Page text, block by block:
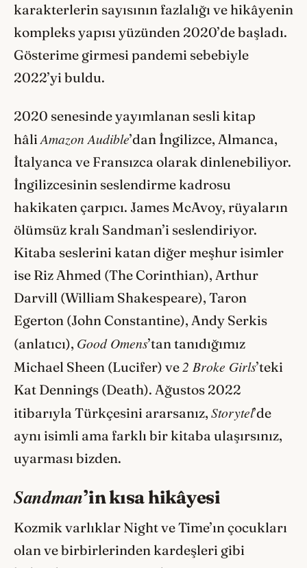
karakterlerin sayısının fazlalığı ve hikâyenin
kompleks yapısı yüzünden 2020’de başladı.
Gösterime girmesi pandemi sebebiyle
2022’yi buldu.
2020 senesinde yayımlanan sesli kitap
hâliAmazon Audible’dan İngilizce, Almanca,
İtalyanca ve Fransızca olarak dinlenebiliyor.
İngilizcesinin seslendirme kadrosu
hakikaten çarpıcı. James McAvoy, rüyaların
ölümsüz kralı Sandman’i seslendiriyor.
Kitaba seslerini katan diğer meşhur isimler
ise Riz Ahmed (The Corinthian), Arthur
Darvill (William Shakespeare), Taron
Egerton (John Constantine), Andy Serkis
(anlatıcı), Good Omens’tan tanıdığımız
Michael Sheen (Lucifer) ve2 Broke Girls’teki
Kat Dennings (Death). Ağustos 2022
itibarıyla Türkçesini ararsanız, Storytel’de
aynı isimli ama farklı bir kitaba ulaşırsınız,
uyarması bizden.
Sandman’in kısa hikâyesi
Kozmik varlıklar Night ve Time’ın çocukları
olan ve birbirlerinden kardeşleri gibi